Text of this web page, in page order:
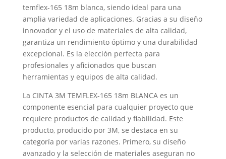
temflex-165 18m blanca, siendo ideal para una
amplia variedad de aplicaciones. Gracias a su diseño
innovador y el uso de materiales de alta calidad,
garantiza un rendimiento óptimo y una durabilidad
excepcional. Es la elección perfecta para
profesionales y aficionados que buscan
herramientas y equipos de alta calidad.
La CINTA 3M TEMFLEX-165 18m BLANCA es un
componente esencial para cualquier proyecto que
requiere productos de calidad y fiabilidad. Este
producto, producido por 3M, se destaca en su
categoría por varias razones. Primero, su diseño
avanzado y la selección de materiales aseguran no